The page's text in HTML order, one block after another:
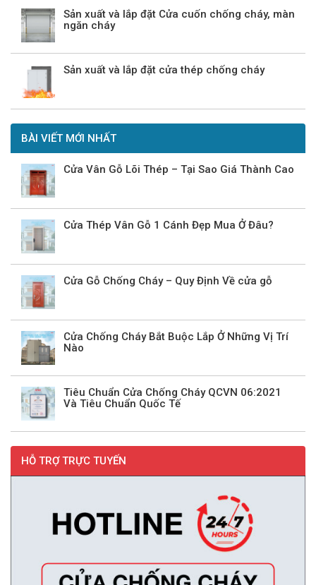
Sản xuất và lắp đặt Cửa cuốn chống cháy, màn
ngăn cháy
Sản xuất và lắp đặt cửa thép chống cháy
BÀI VIẾT MỚI NHẤT
Cửa Vân Gỗ Lõi Thép – Tại Sao Giá Thành Cao
Cửa Thép Vân Gỗ 1 Cánh Đẹp Mua Ở Đâu?
Cửa Gỗ Chống Cháy – Quy Định Về cửa gỗ
Cửa Chống Cháy Bắt Buộc Lắp Ở Những Vị Trí
Nào
Tiêu Chuẩn Cửa Chống Cháy QCVN 06:2021
Và Tiêu Chuẩn Quốc Tế
HỖ TRỢ TRỰC TUYẾN